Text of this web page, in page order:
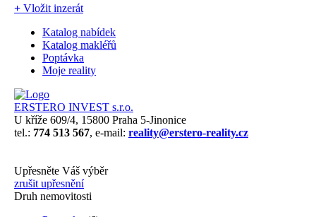
+ Vložit inzerát
Katalog nabídek
Katalog makléřů
Poptávka
Moje reality
ERSTERO INVEST s.r.o.
U kříže 609/4, 15800 Praha 5-Jinonice
tel.: 774 513 567, e-mail: reality@erstero-reality.cz
Upřesněte Váš výběr
zrušit upřesnění
Druh nemovitosti